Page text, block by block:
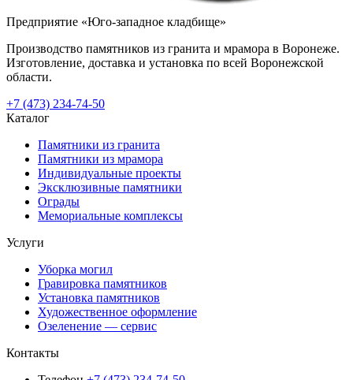
Предприятие «Юго-западное кладбище»
Производство памятников из гранита и мрамора в Воронеже.
Изготовление, доставка и установка по всей Воронежской
области.
+7 (473) 234-74-50
Каталог
Памятники из гранита
Памятники из мрамора
Индивидуальные проекты
Эксклюзивные памятники
Ограды
Мемориальные комплексы
Услуги
Уборка могил
Гравировка памятников
Установка памятников
Художественное оформление
Озеленение — сервис
Контакты